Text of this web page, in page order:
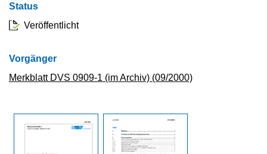
Status
Veröffentlicht
Vorgänger
Merkblatt DVS 0909-1 (im Archiv) (09/2000)